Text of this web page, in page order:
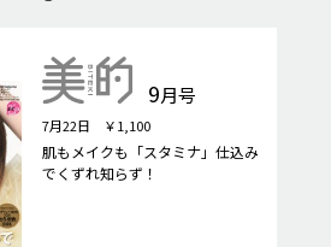
9月号
7月22日 ￥1,100
肌もメイクも「スタミナ」仕込み
でくずれ知らず！